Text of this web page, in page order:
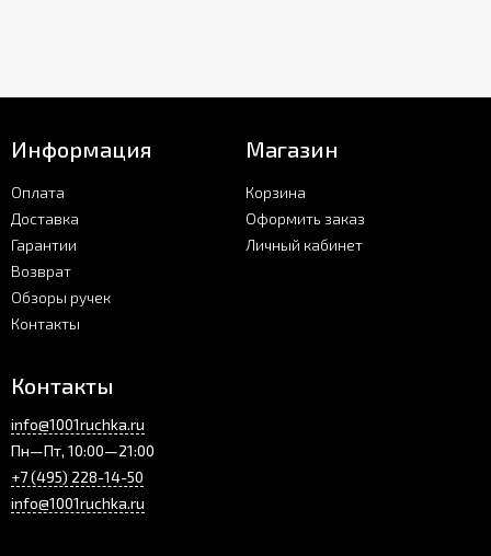
Информация
Оплата
Доставка
Гарантии
Возврат
Обзоры ручек
Контакты
Магазин
Корзина
Оформить заказ
Личный кабинет
Контакты
info@1001ruchka.ru
Пн—Пт, 10:00—21:00
+7 (495) 228-14-50
info@1001ruchka.ru